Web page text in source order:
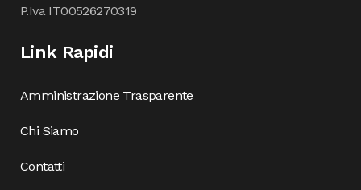
P.Iva IT00526270319
Link Rapidi
Amministrazione Trasparente
Chi Siamo
Contatti